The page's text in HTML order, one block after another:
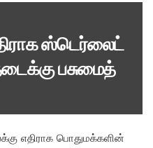
ஸ்டெர்லைட்
பசுமைத்
எதிராக பொதுமக்களின்